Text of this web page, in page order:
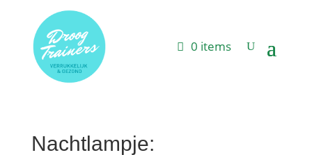
0 items
Nachtlampje: